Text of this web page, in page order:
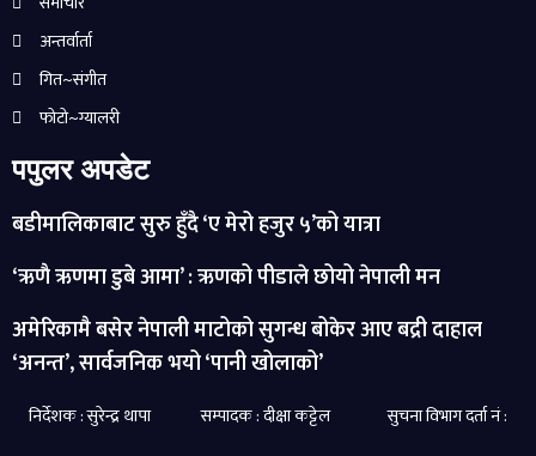
अन्तर्वार्ता
गित~संगीत
फोटो~ग्यालरी
पपुलर अपडेट
बडीमालिकाबाट सुरु हुँदै ‘ए मेरो हजुर ५’को यात्रा
‘ऋणै ऋणमा डुबे आमा’ : ऋणको पीडाले छोयो नेपाली मन
अमेरिकामै बसेर नेपाली माटोको सुगन्ध बोकेर आए बद्री दाहाल
‘अनन्त’, सार्वजनिक भयो ‘पानी खोलाको’
निर्देशक : सुरेन्द्र थापा सम्पादक : दीक्षा कट्टेल सुचना विभाग दर्ता नं :